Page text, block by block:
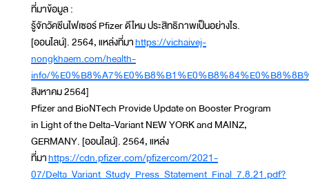
ที่มาข้อมูล :
รู้จักวัคซีนไฟเซอร์ Pfizer ดีไหม ประสิทธิภาพเป็นอย่างไร.
[ออนไลน์]. 2564, แหล่งที่มาhttps://vichaivej-
nongkhaem.com/health-
info/
สิงหาคม 2564]
Pfizer and BioNTech Provide Update on Booster Program
in Light of the Delta-Variant NEW YORK and MAINZ,
GERMANY. [ออนไลน์]. 2564, แหล่ง
ที่มาhttps://cdn.pfizer.com/pfizercom/2021-
07/Delta_Variant_Study_Press_Statement_Final_7.8.21.pdf?